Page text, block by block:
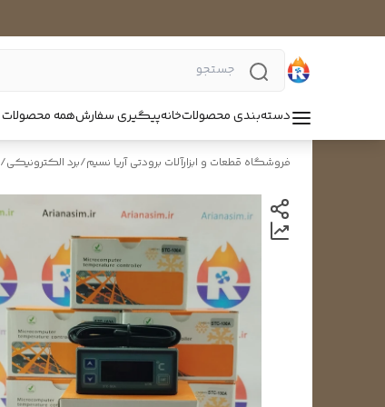
دسته‌بندی محصولاتخانهپیگیری سفارشهمه محصولات
فروشگاه قطعات و ابزارآلات برودتی آریا نسیم/برد الکترونیکی/